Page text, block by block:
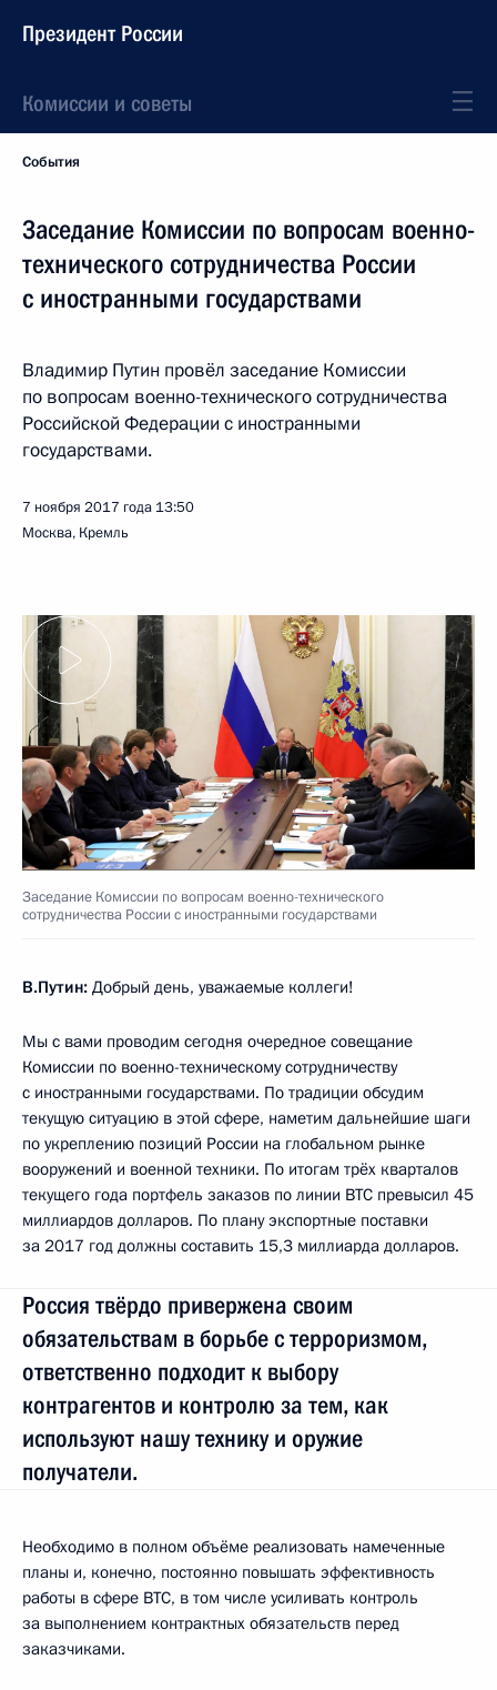
Президент России
Комиссии и советы
События
Заседание Комиссии по вопросам военно-
технического сотрудничества России
с иностранными государствами
Владимир Путин провёл заседание Комиссии
по вопросам военно-технического сотрудничества
Российской Федерации с иностранными
государствами.
7 ноября 2017 года 13:50
Москва, Кремль
Заседание Комиссии по вопросам военно-технического
сотрудничества России с иностранными государствами
В.Путин: Добрый день, уважаемые коллеги!
Мы с вами проводим сегодня очередное совещание
Комиссии по военно-техническому сотрудничеству
с иностранными государствами. По традиции обсудим
текущую ситуацию в этой сфере, наметим дальнейшие шаги
по укреплению позиций России на глобальном рынке
вооружений и военной техники. По итогам трёх кварталов
текущего года портфель заказов по линии ВТС превысил 45
миллиардов долларов. По плану экспортные поставки
за 2017 год должны составить 15,3 миллиарда долларов.
Россия твёрдо привержена своим
обязательствам в борьбе с терроризмом,
ответственно подходит к выбору
контрагентов и контролю за тем, как
используют нашу технику и оружие
получатели.
Необходимо в полном объёме реализовать намеченные
планы и, конечно, постоянно повышать эффективность
работы в сфере ВТС, в том числе усиливать контроль
за выполнением контрактных обязательств перед
заказчиками.